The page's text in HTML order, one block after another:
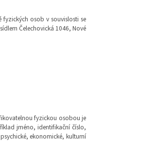
osob v souvislosti se
Čelechovická 1046, Nové
fyzickou osobou je
jméno, identifikační číslo,
ekonomické, kulturní